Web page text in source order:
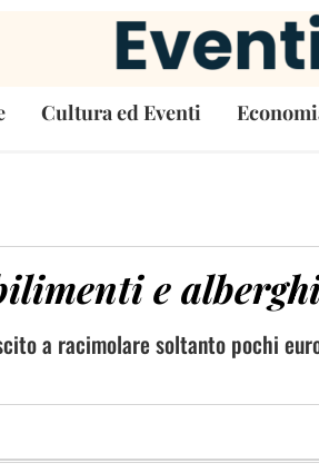
Cultura ed Eventi
e
a racimolare soltanto pochi